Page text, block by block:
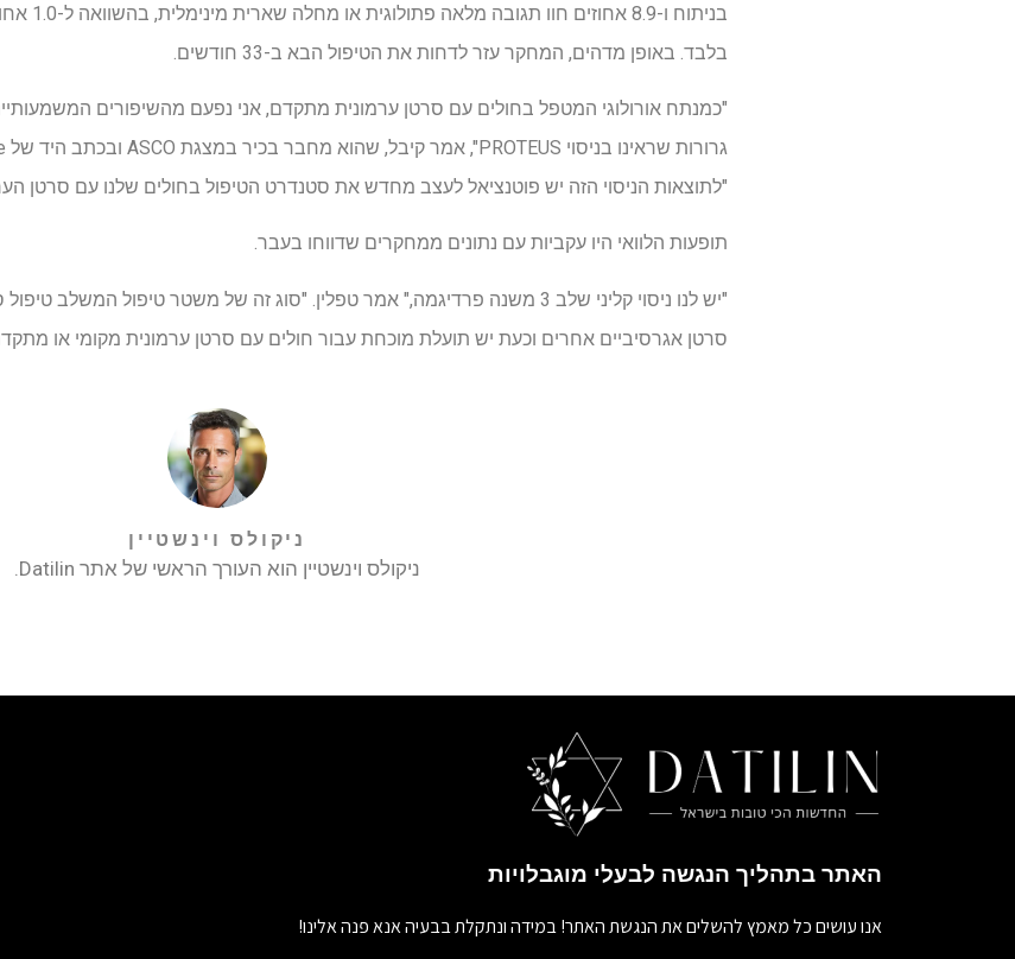
בניתוח ו-
בלבד. באופן מדהים, המחקר עזר לדחות את הטיפול הבא ב-33 חודשים.
"כמנתח אורולוגי המטפל בחולים עם סרטן ערמונית מתקדם, אני נפעם מהשיפורים
"לתוצאות הניסוי הזה יש פוטנציאל לעצב מחדש את סטנדרט הטיפול בחולים שלנו עם סרטן
תופעות הלוואי היו עקביות עם נתונים ממחקרים שדווחו בעבר.
"יש לנו ניסוי קליני שלב 3 משנה פרדיגמה," אמר טפלין. "סוג זה של משטר טיפול
סרטן אגרסיביים אחרים וכעת יש תועלת מוכחת עבור חולים עם סרטן ערמונית מקומי או
ניקולס וינשטיין
ניקולס וינשטיין הוא העורך הראשי של אתר Datilin.
האתר בתהליך הנגשה לבעלי מוגבלויות
אנו עושים כל מאמץ להשלים את הנגשת האתר! במידה ונתקלת בבעיה אנא פנה אלינו!